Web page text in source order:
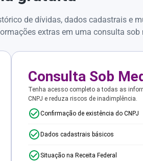
de dívidas, dados cadastrais e
extras em uma consulta sob
Consulta Sob
Tenha acesso completo a todas as
CNPJ e reduza riscos de inadimplência.
Confirmação de existência do CNPJ
Dados cadastrais básicos
Situação na Receita Federal